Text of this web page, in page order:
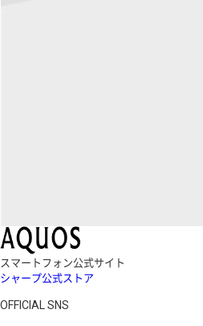
スマートフォン公式サイト
シャープ公式ストア
OFFICIAL SNS